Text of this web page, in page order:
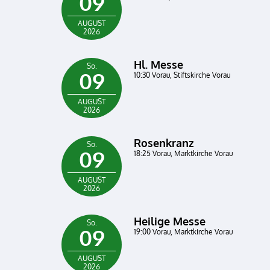
AUGUST
2026
So.
09
AUGUST
2026
Hl. Messe
10:30 Vorau, Stiftskirche Vorau
So.
09
AUGUST
2026
Rosenkranz
18:25 Vorau, Marktkirche Vorau
So.
09
AUGUST
2026
Heilige Messe
19:00 Vorau, Marktkirche Vorau